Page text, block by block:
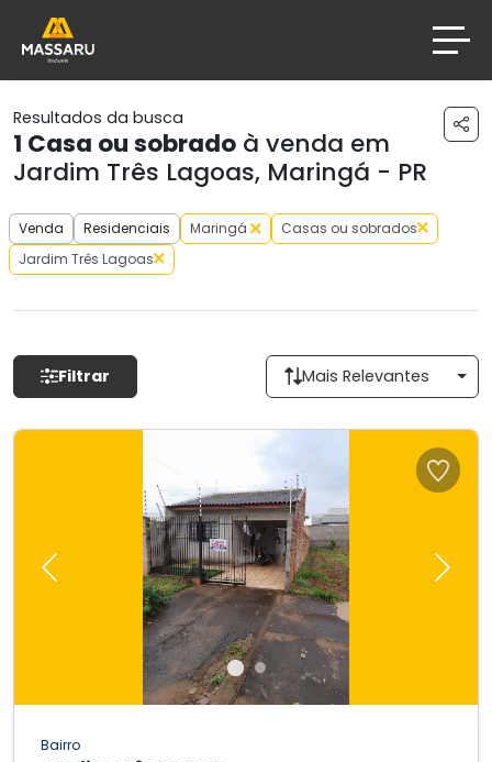
Resultados da busca
1 Casa ou sobrado à venda em
Jardim Três Lagoas, Maringá - PR
Venda Residenciais Maringá
Casas ou sobrados
Jardim Três Lagoas
Filtrar Mais Relevantes
Previous Next
Bairro